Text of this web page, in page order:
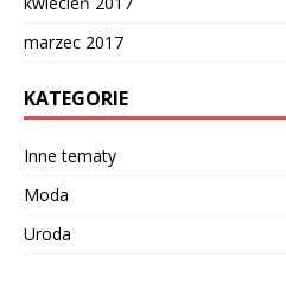
marzec 2017
KATEGORIE
Inne tematy
Moda
Uroda